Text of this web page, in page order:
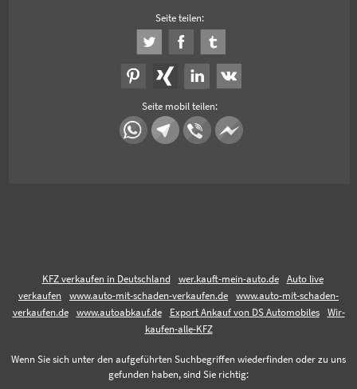
Seite teilen:
Seite mobil teilen:
KFZ verkaufen in Deutschland wer.kauft-mein-auto.de
Auto live
verkaufen
www.auto-mit-schaden-verkaufen.de
www.auto-mit-schaden-
verkaufen.de
www.autoabkauf.de Export Ankauf von DS Automobiles
Wir-
kaufen-alle-KFZ
Wenn Sie sich unter den aufgeführten Suchbegriffen wiederfinden oder zu uns
gefunden haben, sind Sie richtig: